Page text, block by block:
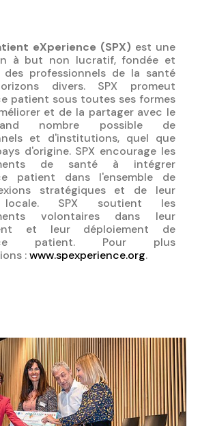
eXperience (SPX) est une
à but non lucratif, fondée et
des professionnels de la santé
divers. SPX promeut
patient sous toutes ses formes
et de la partager avec le
nombre possible de
et d'institutions, quel que
d'origine. SPX encourage les
de santé à intégrer
patient dans l'ensemble de
stratégiques et de leur
locale. SPX soutient les
volontaires dans leur
et leur déploiement de
patient. Pour plus
:www.spexperience.org.